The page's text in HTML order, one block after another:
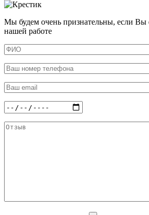
Мы будем очень признательны, если Вы
нашей работе